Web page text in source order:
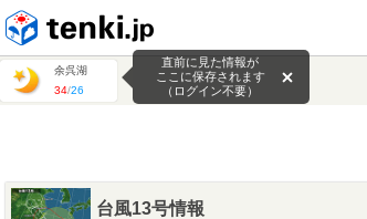
余呉湖
34/26
直前に見た情報が
ここに保存されます
（ログイン不要）
台風13号情報